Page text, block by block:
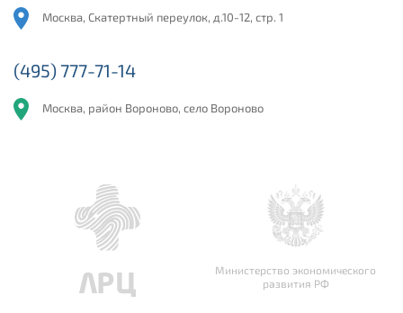
Москва, Скатертный переулок, д.10-12, стр. 1
(495) 777-71-14
Москва, район Вороново, село Вороново
Министерство экономического
развития РФ